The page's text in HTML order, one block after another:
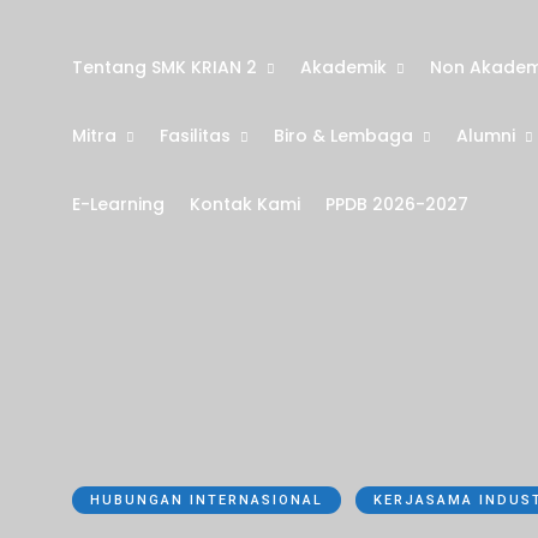
Tentang SMK KRIAN 2 Akademik Non
Mitra Fasilitas Biro & Lembaga Alumni
E-Learning Kontak Kami PPDB 2026-2027
HUBUNGAN INTERNASIONAL KERJASAMA